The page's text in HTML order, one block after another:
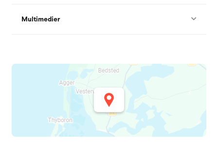
Multimedier